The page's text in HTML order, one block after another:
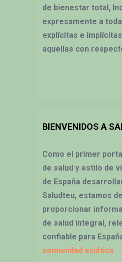
de bienestar total,
expresamente a
explícitas e
aquellas con
BIENVENIDOS A
Como el primer
de salud y estilo de
de España
Saludteu, estamos
proporcionar
de salud integral,
confiable para
comunidad asiática